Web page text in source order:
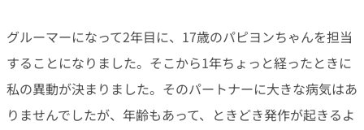
グルーマーになって2年目に、17歳のパピヨンちゃんを担当
することになりました。そこから1年ちょっと経ったときに
私の異動が決まりました。そのパートナーに大きな病気はあ
りませんでしたが、年齢もあって、ときどき発作が起きるよ